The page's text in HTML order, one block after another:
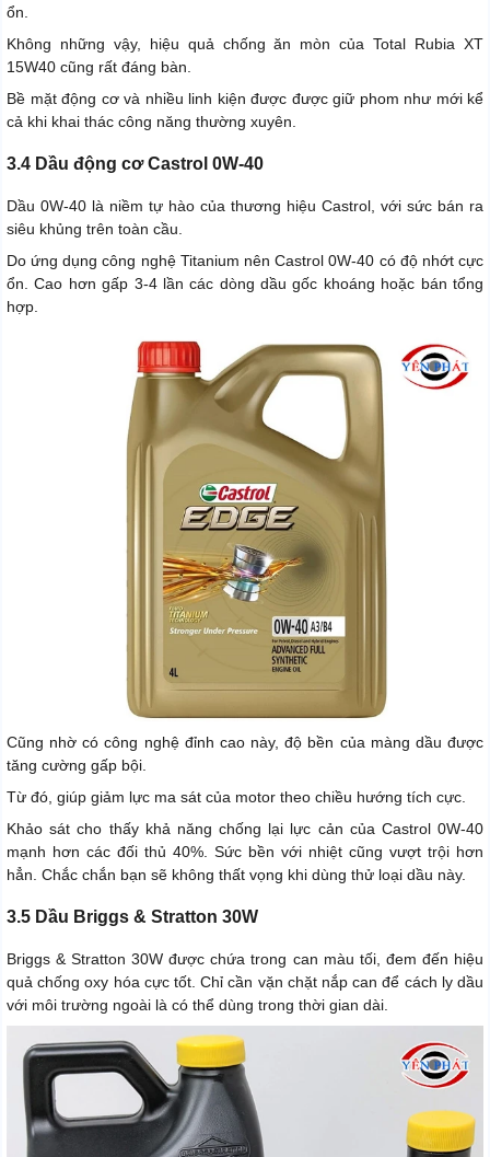
ổn.
Không những vậy, hiệu quả chống ăn mòn của Total Rubia XT
15W40 cũng rất đáng bàn.
Bề mặt động cơ và nhiều linh kiện được được giữ phom như mới kể
cả khi khai thác công năng thường xuyên.
3.4 Dầu động cơ Castrol 0W-40
Dầu 0W-40 là niềm tự hào của thương hiệu Castrol, với sức bán ra
siêu khủng trên toàn cầu.
Do ứng dụng công nghệ Titanium nên Castrol 0W-40 có độ nhớt cực
ổn. Cao hơn gấp 3-4 lần các dòng dầu gốc khoáng hoặc bán tổng
hợp.
Cũng nhờ có công nghệ đỉnh cao này, độ bền của màng dầu được
tăng cường gấp bội.
Từ đó, giúp giảm lực ma sát của motor theo chiều hướng tích cực.
Khảo sát cho thấy khả năng chống lại lực cản của Castrol 0W-40
mạnh hơn các đối thủ 40%. Sức bền với nhiệt cũng vượt trội hơn
hẳn. Chắc chắn bạn sẽ không thất vọng khi dùng thử loại dầu này.
3.5 Dầu Briggs & Stratton 30W
Briggs & Stratton 30W được chứa trong can màu tối, đem đến hiệu
quả chống oxy hóa cực tốt. Chỉ cần vặn chặt nắp can để cách ly dầu
với môi trường ngoài là có thể dùng trong thời gian dài.